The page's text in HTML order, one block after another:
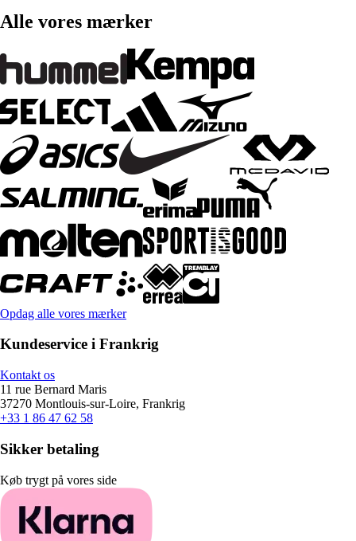
Alle vores mærker
Opdag alle vores mærker
Kundeservice i Frankrig
Kontakt os
11 rue Bernard Maris
37270 Montlouis-sur-Loire, Frankrig
+33 1 86 47 62 58
Sikker betaling
Køb trygt på vores side